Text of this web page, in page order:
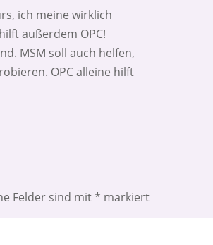
ich meine wirklich
außerdem OPC!
MSM soll auch helfen,
OPC alleine hilft
Felder sind mit* markiert